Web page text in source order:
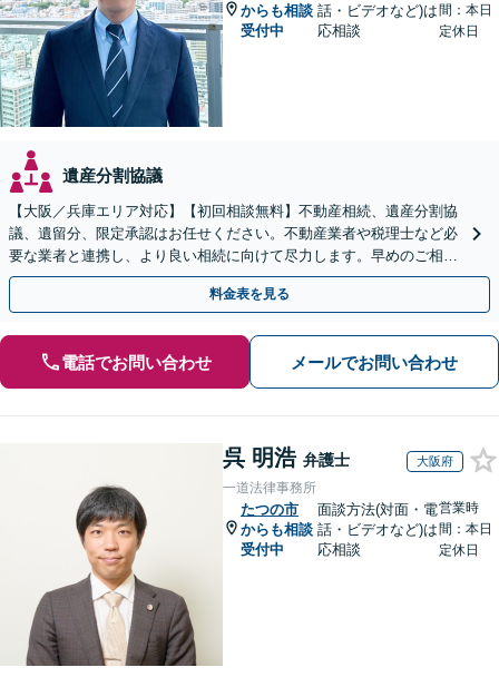
からも相談
受付中
話・ビデオなど)は
応相談
間：本日
定休日
遺産分割協議
【大阪／兵庫エリア対応】【初回相談無料】不動産相続、遺産分割協
議、遺留分、限定承認はお任せください。不動産業者や税理士など必
要な業者と連携し、より良い相続に向けて尽力します。早めのご相談
が複雑化を防ぐカギとなります【休日相談可】
料金表を見る
電話でお問い合わせ メールでお問い合わせ
呉 明浩 弁護士 大阪府
一道法律事務所
たつの市
からも相談
受付中
面談方法(対面・電
話・ビデオなど)は
応相談
営業時
間：本日
定休日